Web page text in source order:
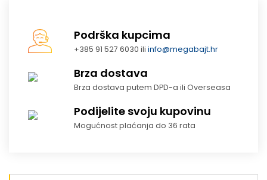
Podrška kupcima
+385 91 527 6030 iliinfo@megabajt.hr
Brza dostava
Brza dostava putem DPD-a ili Overseasa
Podijelite svoju kupovinu
Mogućnost plaćanja do 36 rata